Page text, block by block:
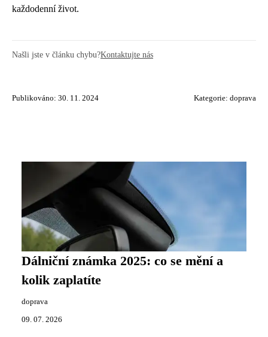
každodenní život.
Našli jste v článku chybu?Kontaktujte nás
Publikováno: 30. 11. 2024 Kategorie: doprava
Dálniční známka 2025: co se mění a
kolik zaplatíte
doprava
09. 07. 2026